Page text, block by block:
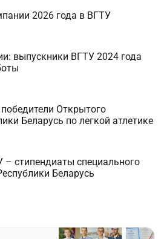
2026 года в ВГТУ
выпускники ВГТУ 2024 года
Открытого
Беларусь по легкой атлетике
– стипендиаты специального
Беларусь